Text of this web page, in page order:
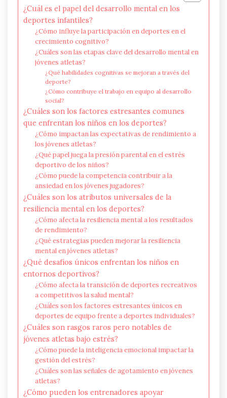
¿Cuál es el papel del desarrollo mental en los
deportes infantiles?
¿Cómo influye la participación en deportes en el
crecimiento cognitivo?
¿Cuáles son las etapas clave del desarrollo mental en
jóvenes atletas?
¿Qué habilidades cognitivas se mejoran a través del
deporte?
¿Cómo contribuye el trabajo en equipo al desarrollo
social?
¿Cuáles son los factores estresantes comunes
que enfrentan los niños en los deportes?
¿Cómo impactan las expectativas de rendimiento a
los jóvenes atletas?
¿Qué papel juega la presión parental en el estrés
deportivo de los niños?
¿Cómo puede la competencia contribuir a la
ansiedad en los jóvenes jugadores?
¿Cuáles son los atributos universales de la
resiliencia mental en los deportes?
¿Cómo afecta la resiliencia mental a los resultados
de rendimiento?
¿Qué estrategias pueden mejorar la resiliencia
mental en jóvenes atletas?
¿Qué desafíos únicos enfrentan los niños en
entornos deportivos?
¿Cómo afecta la transición de deportes recreativos
a competitivos la salud mental?
¿Cuáles son los factores estresantes únicos en
deportes de equipo frente a deportes individuales?
¿Cuáles son rasgos raros pero notables de
jóvenes atletas bajo estrés?
¿Cómo puede la inteligencia emocional impactar la
gestión del estrés?
¿Cuáles son las señales de agotamiento en jóvenes
atletas?
¿Cómo pueden los entrenadores apoyar